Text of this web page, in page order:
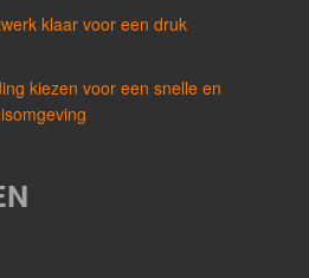
klaar voor een druk
kiezen voor een snelle en